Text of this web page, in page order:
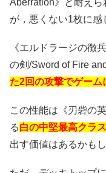
が，悪くない1枚に感
《エルドラージの徴
の剣/Sword of Fire
た2回の攻撃でゲーム
この性能は《刃砦の
る白の中堅最高クラ
出す価値はあるかもし